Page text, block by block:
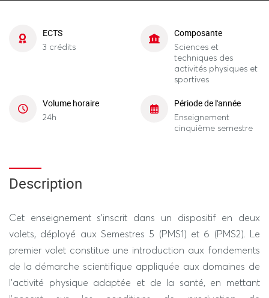
ECTS
3 crédits
Composante
Sciences et
techniques des
activités physiques et
sportives
Volume horaire
24h
Période de l'année
Enseignement
cinquième semestre
Description
Cet enseignement s’inscrit dans un dispositif en deux
volets, déployé aux Semestres 5 (PMS1) et 6 (PMS2). Le
premier volet constitue une introduction aux fondements
de la démarche scientifique appliquée aux domaines de
l’activité physique adaptée et de la santé, en mettant